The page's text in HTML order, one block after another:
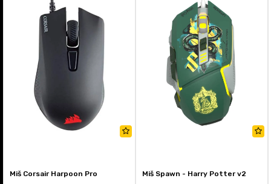
Miš Corsair Harpoon Pro Miš Spawn - Harry Potter v2